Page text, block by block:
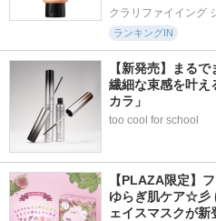
クラリファイイング
ランキングIN
【新発売】まる
繊細な束感を叶え
カラ」
too cool for school
【PLAZA限定】
ゆらぎ肌ケア☆彡
ェイスマスクが新